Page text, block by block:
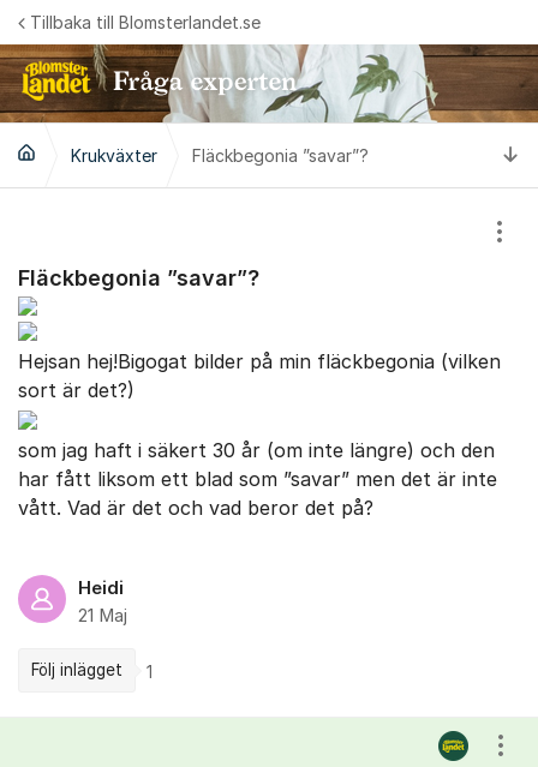
Hoppa till innehåll
Tillbaka till Blomsterlandet.se
Krukväxter Fläckbegonia ”savar”?
Fläckbegonia ”savar”?
Hejsan hej!Bigogat bilder på min fläckbegonia (vilken
sort är det?)
som jag haft i säkert 30 år (om inte längre) och den
har fått liksom ett blad som ”savar” men det är inte
vått. Vad är det och vad beror det på?
Heidi
21 Maj
Följ inlägget 1